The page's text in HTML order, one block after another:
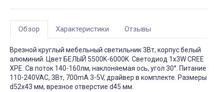
Обзор Характеристики Отзывы
Врезной круглый мебельный светильник 3Вт, корпус белый
алюминий. Цвет БЕЛЫЙ 5500K-6000K. Светодиод 1х3W CREE
XPE. Св.поток 140-160лм, наклоняемая ось, угол 30°. Питание
110-240VAC, 3Вт, 700mA 3-5V, драйвер в комплекте. Размеры
d52x43 мм, врезное отверстие d45 мм.